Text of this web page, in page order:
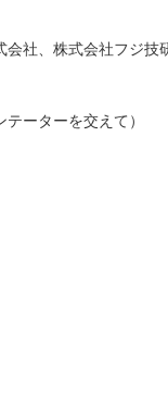
、株式会社フジ技研
ターを交えて）